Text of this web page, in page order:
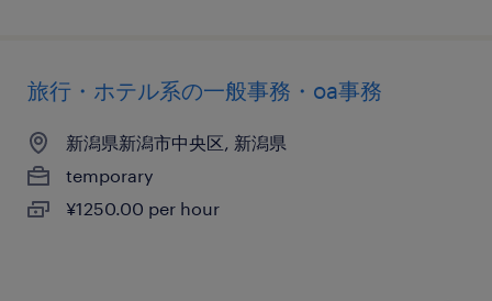
旅行・ホテル系の一般事務・oa事務
新潟県新潟市中央区, 新潟県
temporary
¥1250.00 per hour